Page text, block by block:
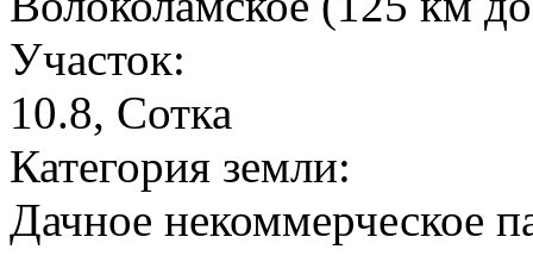
Участок:
10.8, Сотка
Категория земли:
Дачное некоммерческое